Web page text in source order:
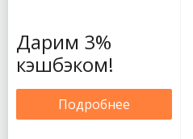
Дарим 3%
кэшбэком!
Подробнее